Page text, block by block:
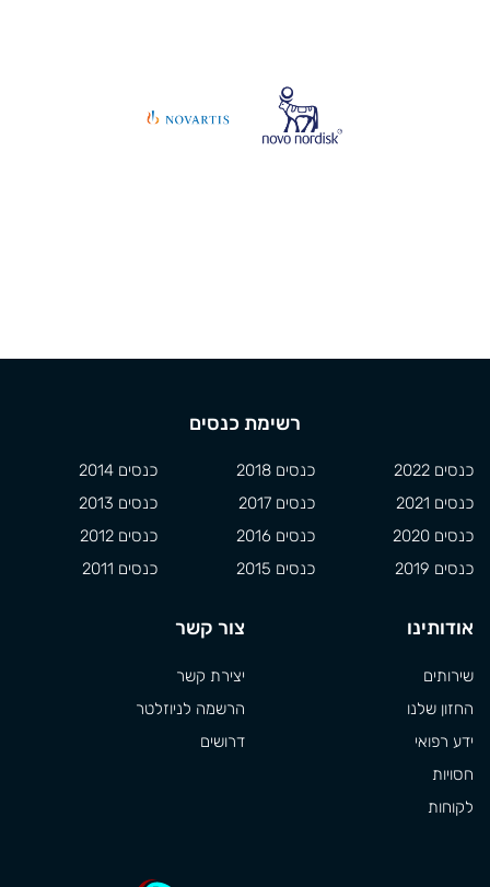
רשימת כנסים
כנסים 2022
כנסים 2021
כנסים 2020
כנסים 2019
כנסים 2018
כנסים 2017
כנסים 2016
כנסים 2015
כנסים 2014
כנסים 2013
כנסים 2012
כנסים 2011
אודותינו
שירותים
החזון שלנו
ידע רפואי
חסויות
לקוחות
צור קשר
יצירת קשר
הרשמה לניוזלטר
דרושים